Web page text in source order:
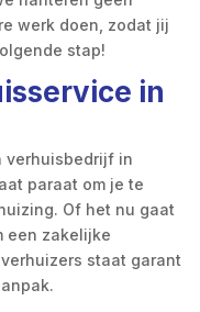
werk doen, zodat jij
stap!
in
verhuisbedrijf in
paraat om je te
Of het nu gaat
een zakelijke
staat garant